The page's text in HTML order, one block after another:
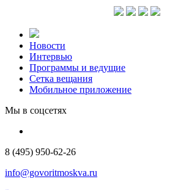
Новости
Интервью
Программы и ведущие
Сетка вещания
Мобильное приложение
Мы в соцсетях
8 (495) 950-62-26
info@govoritmoskva.ru